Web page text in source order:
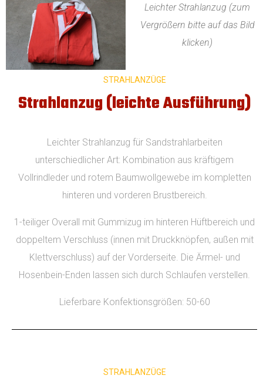
Leichter Strahlanzug (zum
Vergrößern bitte auf das Bild
klicken)
STRAHLANZÜGE
Strahlanzug (leichte Ausführung)
Leichter Strahlanzug für Sandstrahlarbeiten
unterschiedlicher Art: Kombination aus kräftigem
Vollrindleder und rotem Baumwollgewebe im kompletten
hinteren und vorderen Brustbereich.
1-teiliger Overall mit Gummizug im hinteren Hüftbereich und
doppeltem Verschluss (innen mit Druckknöpfen, außen mit
Klettverschluss) auf der Vorderseite. Die Ärmel- und
Hosenbein-Enden lassen sich durch Schlaufen verstellen.
Lieferbare Konfektionsgrößen: 50-60
STRAHLANZÜGE